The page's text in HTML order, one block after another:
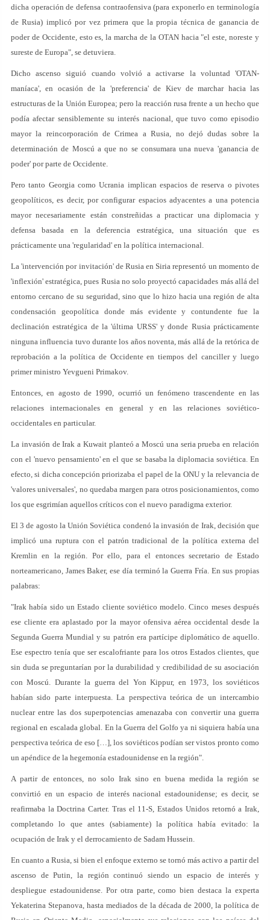
dicha operación de defensa contraofensiva (para exponerlo en terminología
de Rusia) implicó por vez primera que la propia técnica de ganancia de
poder de Occidente, esto es, la marcha de la OTAN hacia "el este, noreste y
sureste de Europa", se detuviera.
Dicho ascenso siguió cuando volvió a activarse la voluntad 'OTAN-
maníaca', en ocasión de la 'preferencia' de Kiev de marchar hacia las
estructuras de la Unión Europea; pero la reacción rusa frente a un hecho que
podía afectar sensiblemente su interés nacional, que tuvo como episodio
mayor la reincorporación de Crimea a Rusia, no dejó dudas sobre la
determinación de Moscú a que no se consumara una nueva 'ganancia de
poder' por parte de Occidente.
Pero tanto Georgia como Ucrania implican espacios de reserva o pivotes
geopolíticos, es decir, por configurar espacios adyacentes a una potencia
mayor necesariamente están constreñidas a practicar una diplomacia y
defensa basada en la deferencia estratégica, una situación que es
prácticamente una 'regularidad' en la política internacional.
La 'intervención por invitación' de Rusia en Siria representó un momento de
'inflexión' estratégica, pues Rusia no solo proyectó capacidades más allá del
entorno cercano de su seguridad, sino que lo hizo hacia una región de alta
condensación geopolítica donde más evidente y contundente fue la
declinación estratégica de la 'última URSS' y donde Rusia prácticamente
ninguna influencia tuvo durante los años noventa, más allá de la retórica de
reprobación a la política de Occidente en tiempos del canciller y luego
primer ministro Yevgueni Primakov.
Entonces, en agosto de 1990, ocurrió un fenómeno trascendente en las
relaciones internacionales en general y en las relaciones soviético-
occidentales en particular.
La invasión de Irak a Kuwait planteó a Moscú una seria prueba en relación
con el 'nuevo pensamiento' en el que se basaba la diplomacia soviética. En
efecto, si dicha concepción priorizaba el papel de la ONU y la relevancia de
'valores universales', no quedaba margen para otros posicionamientos, como
los que esgrimían aquellos críticos con el nuevo paradigma exterior.
El 3 de agosto la Unión Soviética condenó la invasión de Irak, decisión que
implicó una ruptura con el patrón tradicional de la política externa del
Kremlin en la región. Por ello, para el entonces secretario de Estado
norteamericano, James Baker, ese día terminó la Guerra Fría. En sus propias
palabras:
"Irak había sido un Estado cliente soviético modelo. Cinco meses después
ese cliente era aplastado por la mayor ofensiva aérea occidental desde la
Segunda Guerra Mundial y su patrón era partícipe diplomático de aquello.
Ese espectro tenía que ser escalofriante para los otros Estados clientes, que
sin duda se preguntarían por la durabilidad y credibilidad de su asociación
con Moscú. Durante la guerra del Yon Kippur, en 1973, los soviéticos
habían sido parte interpuesta. La perspectiva teórica de un intercambio
nuclear entre las dos superpotencias amenazaba con convertir una guerra
regional en escalada global. En la Guerra del Golfo ya ni siquiera había una
perspectiva teórica de eso […], los soviéticos podían ser vistos pronto como
un apéndice de la hegemonía estadounidense en la región".
A partir de entonces, no solo Irak sino en buena medida la región se
convirtió en un espacio de interés nacional estadounidense; es decir, se
reafirmaba la Doctrina Carter. Tras el 11-S, Estados Unidos retornó a Irak,
completando lo que antes (sabiamente) la política había evitado: la
ocupación de Irak y el derrocamiento de Sadam Hussein.
En cuanto a Rusia, si bien el enfoque externo se tornó más activo a partir del
ascenso de Putin, la región continuó siendo un espacio de interés y
despliegue estadounidense. Por otra parte, como bien destaca la experta
Yekaterina Stepanova, hasta mediados de la década de 2000, la política de